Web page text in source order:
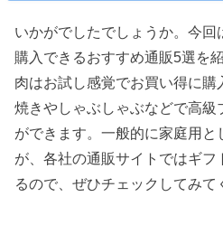
いかがでしたでしょうか。今
購入できるおすすめ通販5選を
肉はお試し感覚でお買い得に購
焼きやしゃぶしゃぶなどで高級
ができます。一般的に家庭用と
が、各社の通販サイトではギフ
るので、ぜひチェックしてみて